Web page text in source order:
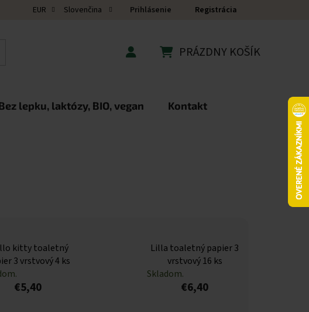
EUR Slovenčina Prihlásenie Registrácia
PRÁZDNY KOŠÍK
lepku, laktózy, BIO, vegan Kontakt
kitty toaletný
3 vrstvový 4 ks
€5,40
Lilla toaletný papier 3
vrstvový 16 ks
Skladom.
€6,40